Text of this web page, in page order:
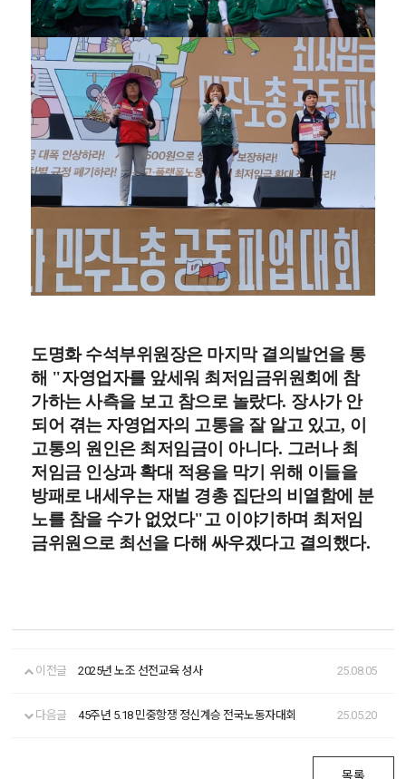
도명화 수석부위원장은 마지막 결의발언을 통
해 "자영업자를 앞세워 최저임금위원회에 참
가하는 사측을 보고 참으로 놀랐다. 장사가 안
되어 겪는 자영업자의 고통을 잘 알고 있고, 이
고통의 원인은 최저임금이 아니다. 그러나 최
저임금 인상과 확대 적용을 막기 위해 이들을
방패로 내세우는 재벌 경총 집단의 비열함에 분
노를 참을 수가 없었다"고 이야기하며 최저임
금위원으로 최선을 다해 싸우겠다고 결의했다.
이전글 2025년 노조 선전교육 성사 25.08.05
다음글 45주년 5.18 민중항쟁 정신계승 전국노동자대회 25.05.20
목록